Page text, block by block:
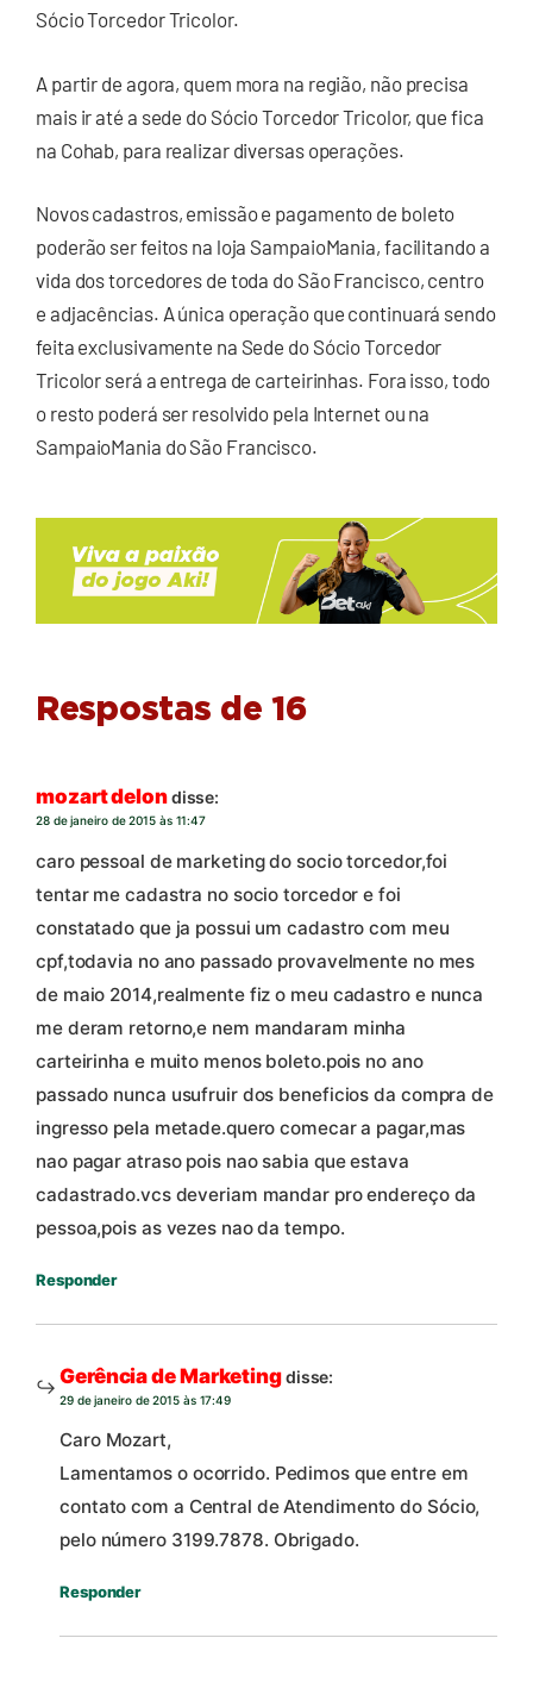
Sócio Torcedor Tricolor.
A partir de agora, quem mora na região, não precisa
mais ir até a sede do Sócio Torcedor Tricolor, que fica
na Cohab, para realizar diversas operações.
Novos cadastros, emissão e pagamento de boleto
poderão ser feitos na loja SampaioMania, facilitando a
vida dos torcedores de toda do São Francisco, centro
e adjacências. A única operação que continuará sendo
feita exclusivamente na Sede do Sócio Torcedor
Tricolor será a entrega de carteirinhas. Fora isso, todo
o resto poderá ser resolvido pela Internet ou na
SampaioMania do São Francisco.
Respostas de 16
mozart delondisse:
28 de janeiro de 2015 às 11:47
caro pessoal de marketing do socio torcedor,foi
tentar me cadastra no socio torcedor e foi
constatado que ja possui um cadastro com meu
cpf,todavia no ano passado provavelmente no mes
de maio 2014,realmente fiz o meu cadastro e nunca
me deram retorno,e nem mandaram minha
carteirinha e muito menos boleto.pois no ano
passado nunca usufruir dos beneficios da compra de
ingresso pela metade.quero comecar a pagar,mas
nao pagar atraso pois nao sabia que estava
cadastrado.vcs deveriam mandar pro endereço da
pessoa,pois as vezes nao da tempo.
Responder
Gerência de Marketingdisse:
29 de janeiro de 2015 às 17:49
Caro Mozart,
Lamentamos o ocorrido. Pedimos que entre em
contato com a Central de Atendimento do Sócio,
pelo número 3199.7878. Obrigado.
Responder